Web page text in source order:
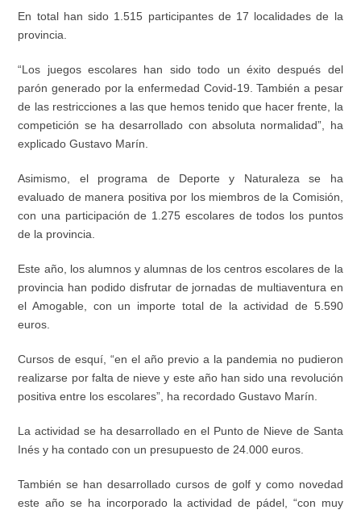
En total han sido 1.515 participantes de 17 localidades de la
provincia.
“Los juegos escolares han sido todo un éxito después del
parón generado por la enfermedad Covid-19. También a pesar
de las restricciones a las que hemos tenido que hacer frente, la
competición se ha desarrollado con absoluta normalidad”, ha
explicado Gustavo Marín.
Asimismo, el programa de Deporte y Naturaleza se ha
evaluado de manera positiva por los miembros de la Comisión,
con una participación de 1.275 escolares de todos los puntos
de la provincia.
Este año, los alumnos y alumnas de los centros escolares de la
provincia han podido disfrutar de jornadas de multiaventuraen
elAmogable, con un importe total de la actividad de 5.590
euros.
Cursos de esquí, “en el año previo a la pandemia no pudieron
realizarse por falta de nieve y este año han sido una revolución
positiva entre los escolares”, ha recordado Gustavo Marín.
La actividad se ha desarrolladoen el Punto de Nieve de Santa
Inésy ha contado con un presupuesto de 24.000 euros.
También se han desarrollado cursos de golf y como novedad
este año se ha incorporado la actividad de pádel, “con muy